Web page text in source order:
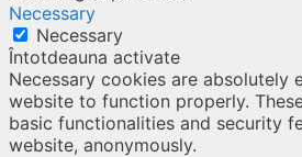
Necessary
Necessary
Întotdeauna activate
Necessary cookies are absolutely
website to function properly.
basic functionalities and security
website, anonymously.